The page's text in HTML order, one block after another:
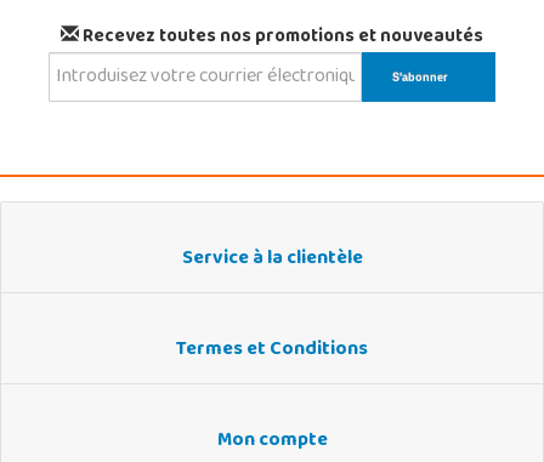
Recevez toutes nos promotions et nouveautés
Service à la clientèle
Termes et Conditions
Mon compte